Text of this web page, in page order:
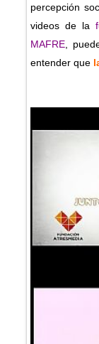
percepción
videos de la
MAFRE ,
entender que